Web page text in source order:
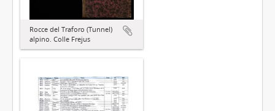
Rocce del Traforo (Tunnel)
alpino. Colle Frejus